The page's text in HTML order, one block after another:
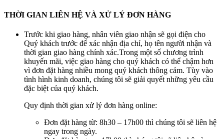
THỜI GIAN LIÊN HỆ VÀ XỬ LÝ ĐƠN HÀNG
Trước khi giao hàng, nhân viên giao nhận sẽ gọi điện cho
Quý khách trước để xác nhận địa chỉ, họ tên người nhận và
thời gian giao hàng chính xác.Trong một số chương trình
khuyến mãi, việc giao hàng cho quý khách có thể chậm hơn
vì đơn đặt hàng nhiều mong quý khách thông cảm. Tùy vào
tình hình kinh doanh, chúng tôi sẽ giải quyết những yêu cầu
đặc biệt của quý khách.
Quy định thời gian xử lý đơn hàng online:
Đơn đặt hàng từ: 8h30 – 17h00 thì chúng tôi sẽ liên hệ
ngay trong ngày.